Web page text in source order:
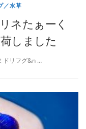
／水草
ネたぁーく
しました
ドリフグ&n …